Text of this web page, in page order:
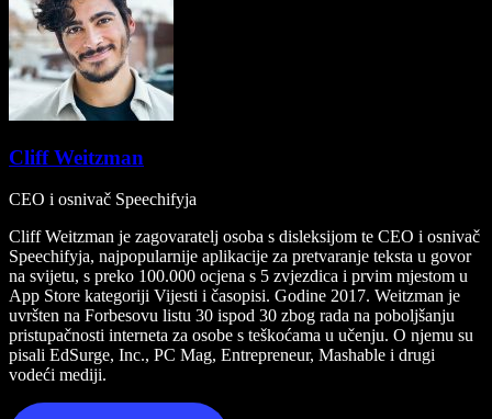
Cliff Weitzman
CEO i osnivač Speechifyja
Cliff Weitzman je zagovaratelj osoba s disleksijom te CEO i osnivač
Speechifyja, najpopularnije aplikacije za pretvaranje teksta u govor
na svijetu, s preko 100.000 ocjena s 5 zvjezdica i prvim mjestom u
App Store kategoriji Vijesti i časopisi. Godine 2017. Weitzman je
uvršten na Forbesovu listu 30 ispod 30 zbog rada na poboljšanju
pristupačnosti interneta za osobe s teškoćama u učenju. O njemu su
pisali EdSurge, Inc., PC Mag, Entrepreneur, Mashable i drugi
vodeći mediji.